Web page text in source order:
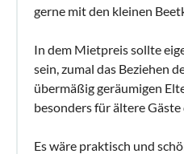
gerne mit den kleinen
In dem Mietpreis sollte
sein, zumal das Beziehen
übermäßig geräumigen
besonders für ältere
Es wäre praktisch und